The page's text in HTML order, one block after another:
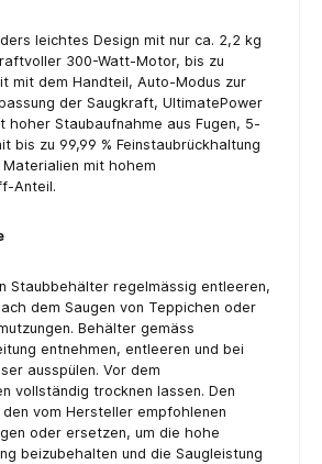
leichtes Design mit nur ca. 2,2 kg
300-Watt-Motor, bis zu
mit dem Handteil, Auto-Modus zur
der Saugkraft, UltimatePower
hoher Staubaufnahme aus Fugen, 5-
bis zu 99,99 % Feinstaubrückhaltung
mit hohem
Anteil.
Staubbehälter regelmässig entleeren,
dem Saugen von Teppichen oder
Behälter gemäss
entnehmen, entleeren und bei
ausspülen. Vor dem
vollständig trocknen lassen. Den
vom Hersteller empfohlenen
oder ersetzen, um die hohe
beizubehalten und die Saugleistung